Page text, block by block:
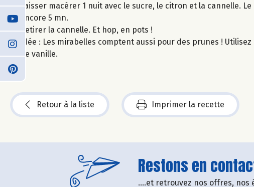
Laisser macérer 1 nuit avec le sucre, le citron et la cannelle.
encore 5 mn.
Retirer la cannelle. Et hop, en pots !
Idée : Les mirabelles comptent aussi pour des prunes !
de vanille.
Retour à la liste Imprimer la recette
Restons en
....et retrouvez nos offres, nos